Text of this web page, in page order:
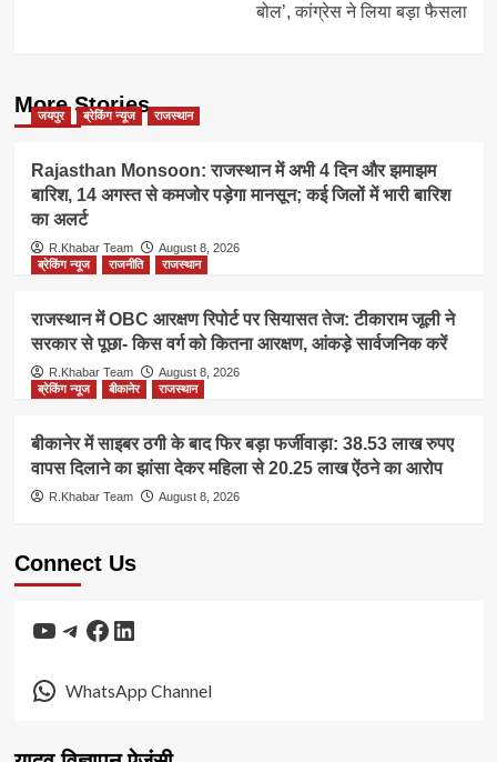
बोल’, कांग्रेस ने लिया बड़ा फैसला
More Stories
जयपुर ब्रेकिंग न्यूज राजस्थान
Rajasthan Monsoon: राजस्थान में अभी 4 दिन और झमाझम
बारिश, 14 अगस्त से कमजोर पड़ेगा मानसून; कई जिलों में भारी बारिश
का अलर्ट
R.Khabar Team
August 8, 2026
ब्रेकिंग न्यूज
राजनीति राजस्थान
राजस्थान में OBC आरक्षण रिपोर्ट पर सियासत तेज: टीकाराम जूली ने
सरकार से पूछा- किस वर्ग को कितना आरक्षण, आंकड़े सार्वजनिक करें
R.Khabar Team
August 8, 2026
ब्रेकिंग न्यूज
बीकानेर राजस्थान
बीकानेर में साइबर ठगी के बाद फिर बड़ा फर्जीवाड़ा: 38.53 लाख रुपए
वापस दिलाने का झांसा देकर महिला से 20.25 लाख ऐंठने का आरोप
R.Khabar Team August 8, 2026
Connect Us
YouTube
Telegram
Facebook
LinkedIn
WhatsApp Channel